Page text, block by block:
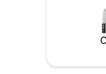
transportar-
privat a la
tu. El millor
durant la